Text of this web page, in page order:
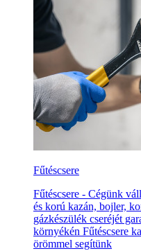
Fűtéscsere
Fűtéscsere - Cégünk
és korú kazán, bojler,
gázkészülék cseréjét
környékén Fűtéscsere
örömmel segítünk